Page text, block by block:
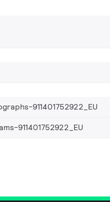
911401752922_EU
911401752922_EU